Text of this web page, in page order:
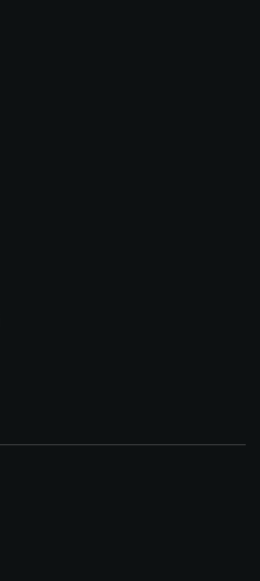
Tecnici